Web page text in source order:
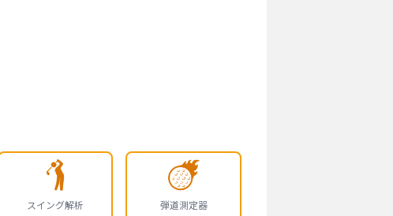
スイング解析 弾道測定器